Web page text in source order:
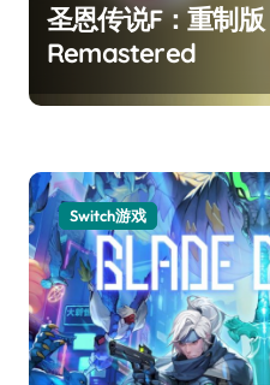
圣恩传说F：重制
Remastered
Switch游戏